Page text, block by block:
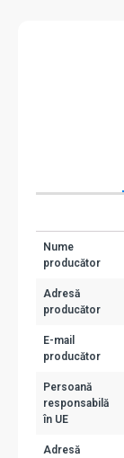
Nume
producător
Adresă
producător
E-mail
producător
Persoană
responsabilă
în UE
Adresă